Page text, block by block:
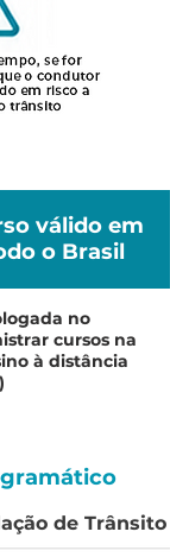
válido em
o Brasil
no
cursos na
à distância
de Trânsito